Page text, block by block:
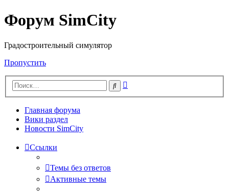
Форум SimCity
Градостроительный симулятор
Пропустить
Поиск
Главная форума
Вики раздел
Новости SimCity
Ссылки
Темы без ответов
Активные темы